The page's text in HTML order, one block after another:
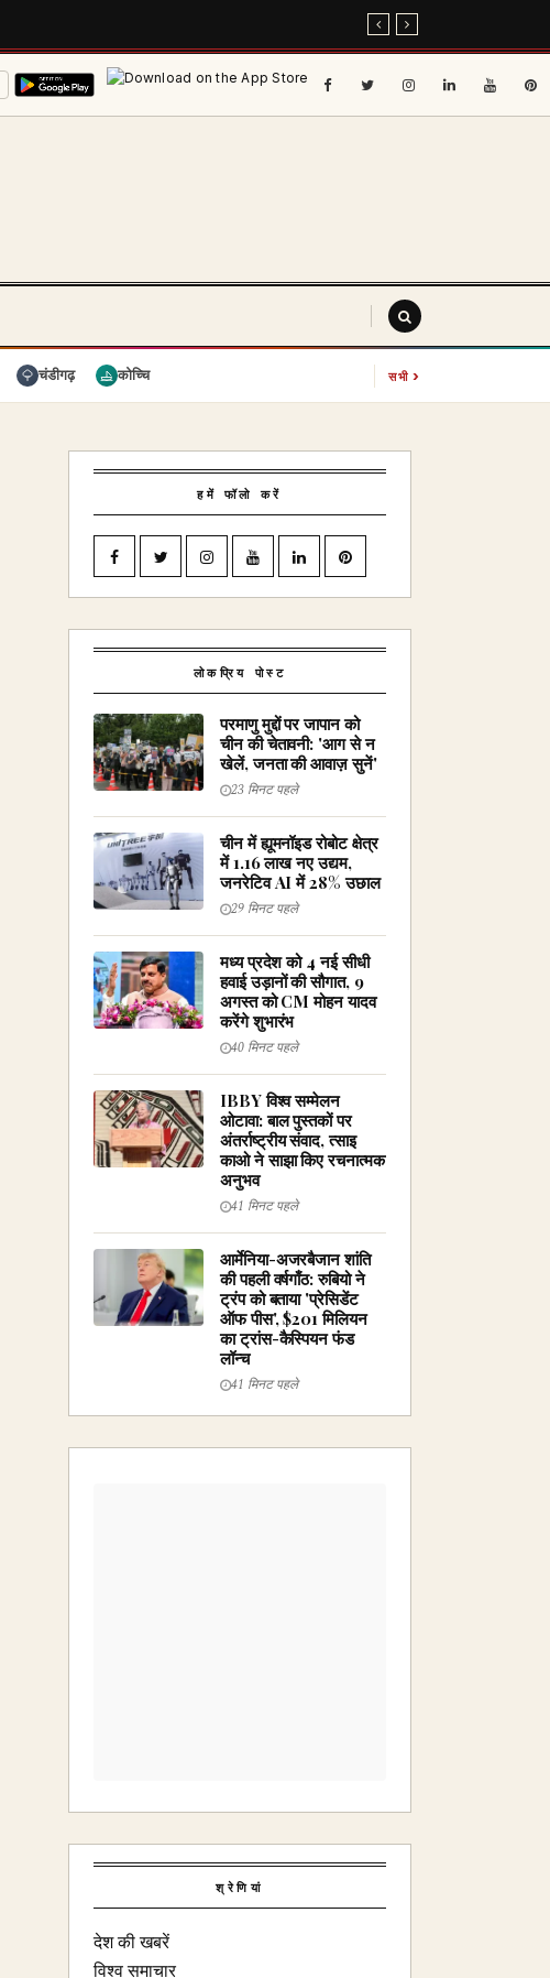
चंडीगढ़ कोच्चि सभी›
हमें फॉलो करें
लोकप्रिय पोस्ट
परमाणु मुद्दों पर जापान को
चीन की चेतावनी: 'आग से न
खेलें, जनता की आवाज़ सुनें'
23 मिनट पहले
चीन में ह्यूमनॉइड रोबोट क्षेत्र
में 1.16 लाख नए उद्यम,
जनरेटिव AI में 28% उछाल
29 मिनट पहले
मध्य प्रदेश को 4 नई सीधी
हवाई उड़ानों की सौगात, 9
अगस्त को CM मोहन यादव
करेंगे शुभारंभ
40 मिनट पहले
IBBY विश्व सम्मेलन
ओटावा: बाल पुस्तकों पर
अंतर्राष्ट्रीय संवाद, त्साइ
काओ ने साझा किए रचनात्मक
अनुभव
41 मिनट पहले
आर्मेनिया-अजरबैजान शांति
की पहली वर्षगाँठ: रुबियो ने
ट्रंप को बताया 'प्रेसिडेंट
ऑफ पीस', $201 मिलियन
का ट्रांस-कैस्पियन फंड
लॉन्च
41 मिनट पहले
श्रेणियां
देश की खबरें
विश्व समाचार